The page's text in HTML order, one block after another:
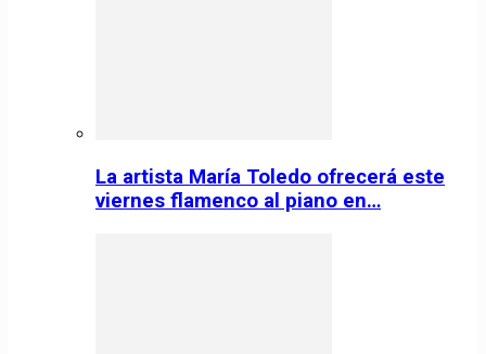
La artista María Toledo ofrecerá este
viernes flamenco al piano en…